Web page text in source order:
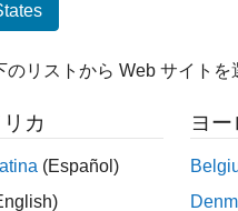
のリストから Web サイトを
カ
(Español)
ヨ